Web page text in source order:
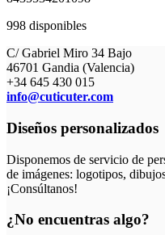
998 disponibles
C/ Gabriel Miro 34 Bajo
46701 Gandia (Valencia)
+34 645 430 015
info@cuticuter.com
Diseños personalizados
Disponemos de servicio de
de imágenes: logotipos,
¡Consúltanos!
¿No encuentras algo?